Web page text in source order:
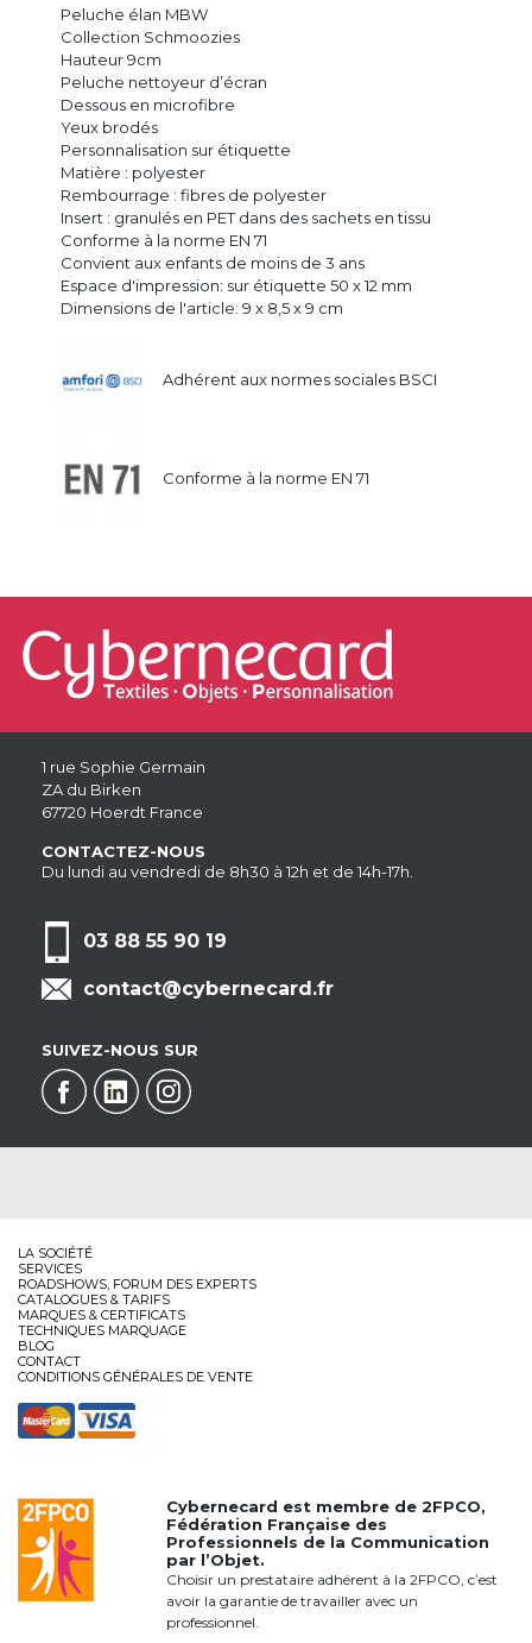
Peluche élan MBW
Collection Schmoozies
Hauteur 9cm
Peluche nettoyeur d’écran
Dessous en microfibre
Yeux brodés
Personnalisation sur étiquette
Matière : polyester
Rembourrage : fibres de polyester
Insert : granulés en PET dans des sachets en tissu
Conforme à la norme EN 71
Convient aux enfants de moins de 3 ans
Espace d'impression: sur étiquette 50 x 12 mm
Dimensions de l'article: 9 x 8,5 x 9 cm
Adhérent aux normes sociales BSCI
Conforme à la norme EN 71
1 rue Sophie Germain
ZA du Birken
67720 Hoerdt France
CONTACTEZ-NOUS
Du lundi au vendredi de 8h30 à 12h et de 14h-17h.
03 88 55 90 19
contact@cybernecard.fr
SUIVEZ-NOUS SUR
LA SOCIÉTÉ
SERVICES
ROADSHOWS, FORUM DES EXPERTS
CATALOGUES & TARIFS
MARQUES & CERTIFICATS
TECHNIQUES MARQUAGE
BLOG
CONTACT
CONDITIONS GÉNÉRALES DE VENTE
Cybernecard est membre de2FPCO,
Fédération Française des
Professionnels de la Communication
par l’Objet.
Choisir un prestataire adhérent à la 2FPCO, c’est
avoir la garantie de travailler avec un
professionnel.